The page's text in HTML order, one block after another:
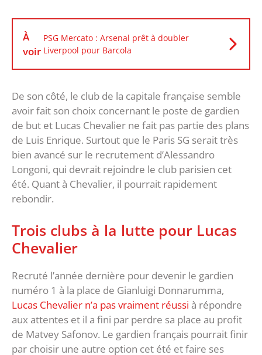
À
voir
PSG Mercato : Arsenal prêt à doubler
Liverpool pour Barcola
De son côté, le club de la capitale française semble
avoir fait son choix concernant le poste de gardien
de but et Lucas Chevalier ne fait pas partie des plans
de Luis Enrique. Surtout que le Paris SG serait très
bien avancé sur le recrutement d’Alessandro
Longoni, qui devrait rejoindre le club parisien cet
été. Quant à Chevalier, il pourrait rapidement
rebondir.
Trois clubs à la lutte pour Lucas
Chevalier
Recruté l’année dernière pour devenir le gardien
numéro 1 à la place de Gianluigi Donnarumma,
Lucas Chevalier n’a pas vraiment réussi à répondre
aux attentes et il a fini par perdre sa place au profit
de Matvey Safonov. Le gardien français pourrait finir
par choisir une autre option cet été et faire ses